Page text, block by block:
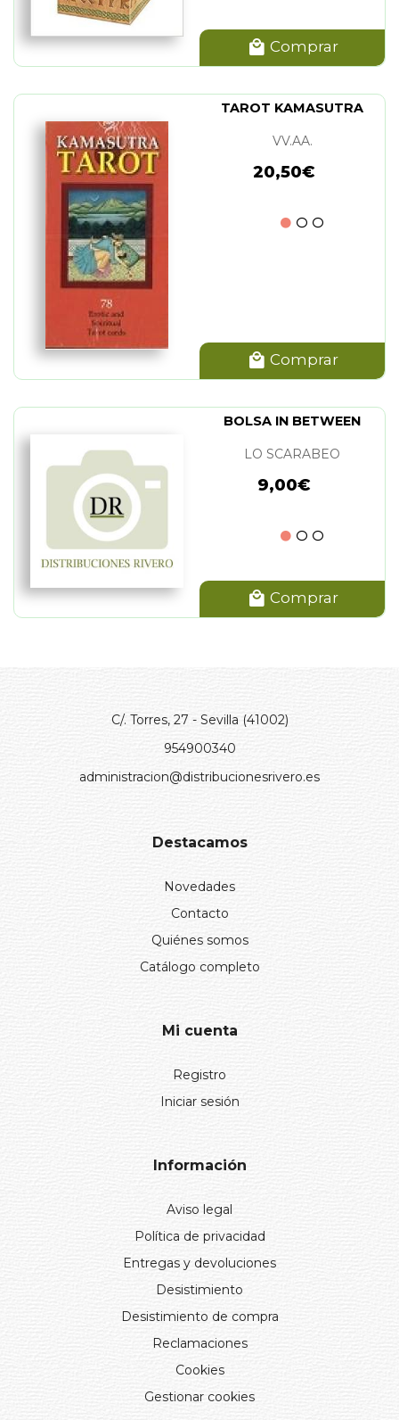
Comprar
TAROT KAMASUTRA
VV.AA.
20,50€
Comprar
BOLSA IN BETWEEN
LO SCARABEO
9,00€
Comprar
C/. Torres, 27 - Sevilla (41002)
954900340
administracion@distribucionesrivero.es
Destacamos
Novedades
Contacto
Quiénes somos
Catálogo completo
Mi cuenta
Registro
Iniciar sesión
Información
Aviso legal
Política de privacidad
Entregas y devoluciones
Desistimiento
Desistimiento de compra
Reclamaciones
Cookies
Gestionar cookies